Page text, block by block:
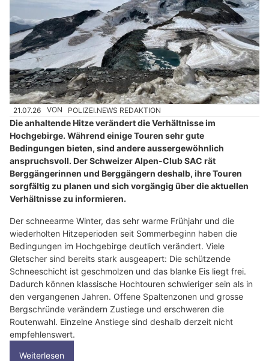
21.07.26 VON POLIZEI.NEWS REDAKTION
Die anhaltende Hitze verändert die Verhältnisse im
Hochgebirge. Während einige Touren sehr gute
Bedingungen bieten, sind andere aussergewöhnlich
anspruchsvoll. Der Schweizer Alpen-Club SAC rät
Berggängerinnen und Berggängern deshalb, ihre Touren
sorgfältig zu planen und sich vorgängig über die aktuellen
Verhältnisse zu informieren.
Der schneearme Winter, das sehr warme Frühjahr und die
wiederholten Hitzeperioden seit Sommerbeginn haben die
Bedingungen im Hochgebirge deutlich verändert. Viele
Gletscher sind bereits stark ausgeapert: Die schützende
Schneeschicht ist geschmolzen und das blanke Eis liegt frei.
Dadurch können klassische Hochtouren schwieriger sein als in
den vergangenen Jahren. Offene Spaltenzonen und grosse
Bergschründe verändern Zustiege und erschweren die
Routenwahl. Einzelne Anstiege sind deshalb derzeit nicht
empfehlenswert.
Weiterlesen